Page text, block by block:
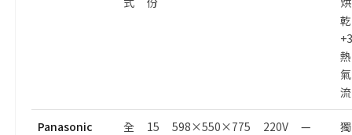
乾
熱
氣
流
Panasonic
全
15
598×550×775 220V —
獨